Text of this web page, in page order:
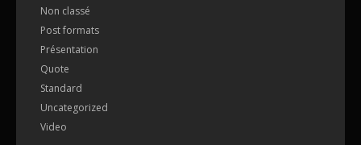
Non classé
Post formats
Présentation
Quote
Standard
Uncategorized
Video